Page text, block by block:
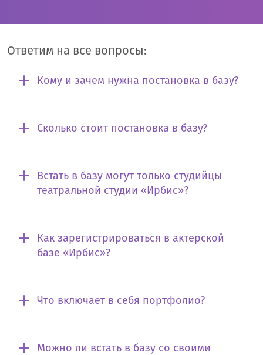
Ответим на все вопросы:
Кому и зачем нужна постановка в базу?
Сколько стоит постановка в базу?
Встать в базу могут только студийцы
театральной студии «Ирбис»?
Как зарегистрироваться в актерской
базе «Ирбис»?
Что включает в себя портфолио?
Можно ли встать в базу со своими